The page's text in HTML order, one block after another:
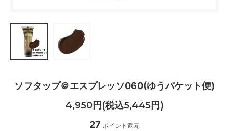
ソフタップ＠エスプレッソ060(ゆうパケット便)
4,950円(税込5,445円)
27 ポイント還元